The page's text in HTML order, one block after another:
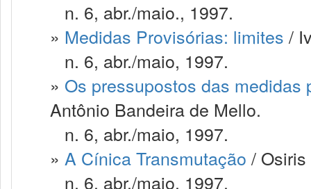
n. 6, abr./maio., 1997.
» Medidas Provisórias: limites /
n. 6, abr./maio, 1997.
» Os pressupostos das
Antônio Bandeira de Mello.
n. 6, abr./maio, 1997.
» A Cínica Transmutação /
n. 6, abr./maio, 1997.